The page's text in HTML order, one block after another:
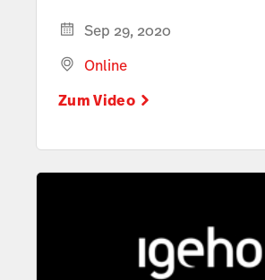
Sep 29, 2020
Online
Zum Video